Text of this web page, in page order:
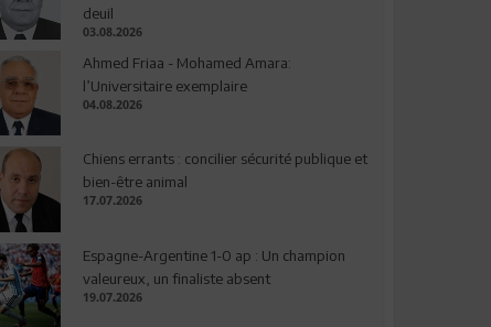
deuil
03.08.2026
Ahmed Friaa - Mohamed Amara:
l’Universitaire exemplaire
04.08.2026
Chiens errants : concilier sécurité publique et
bien-être animal
17.07.2026
Espagne-Argentine 1-0 ap : Un champion
valeureux, un finaliste absent
19.07.2026